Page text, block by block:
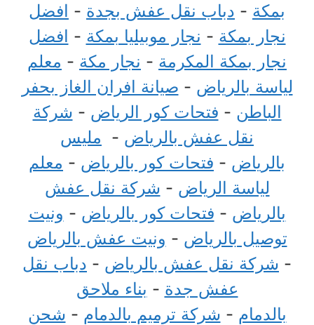
بمكة - دباب نقل عفش بجدة - افضل
نجار بمكة - نجار موبيليا بمكة - افضل
نجار بمكة المكرمة - نجار مكة - معلم
لياسة بالرياض - صيانة افران الغاز بحفر
الباطن - فتحات كور الرياض - شركة
نقل عفش بالرياض - مليس
بالرياض - فتحات كور بالرياض - معلم
لياسة الرياض - شركة نقل عفش
بالرياض - فتحات كور بالرياض - ونيت
توصيل بالرياض - ونيت عفش بالرياض
- شركة نقل عفش بالرياض - دباب نقل
عفش جدة - بناء ملاحق
بالدمام - شركة ترميم بالدمام - شحن